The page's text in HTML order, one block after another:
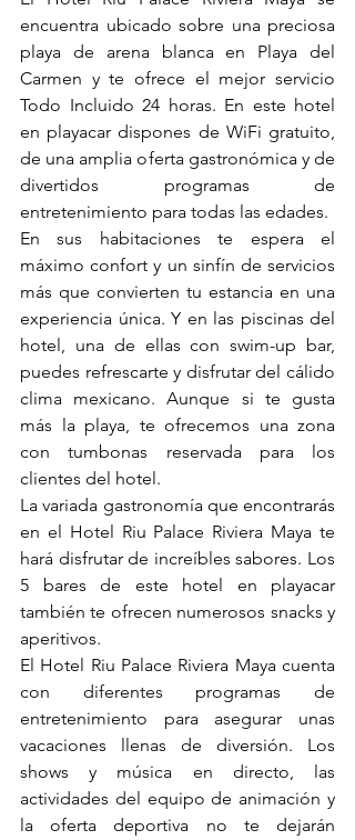
encuentra ubicado sobre una preciosa
playa de arena blanca en Playa del
Carmen y te ofrece el mejor servicio
Todo Incluido 24 horas. En este hotel
en playacar dispones de WiFi gratuito,
de una amplia oferta gastronómica y de
divertidos programas de
entretenimiento para todas las edades.
En sus habitaciones te espera el
máximo confort y un sinfín de servicios
más que convierten tu estancia en una
experiencia única. Y en las piscinas del
hotel, una de ellas con swim-up bar,
puedes refrescarte y disfrutar del cálido
clima mexicano. Aunque si te gusta
más la playa, te ofrecemos una zona
con tumbonas reservada para los
clientes del hotel.
La variada gastronomía que encontrarás
en el Hotel Riu Palace Riviera Maya te
hará disfrutar de increíbles sabores. Los
5 bares de este hotel en playacar
también te ofrecen numerosos snacks y
aperitivos.
El Hotel Riu Palace Riviera Maya cuenta
con diferentes programas de
entretenimiento para asegurar unas
vacaciones llenas de diversión. Los
shows y música en directo, las
actividades del equipo de animación y
la oferta deportiva no te dejarán